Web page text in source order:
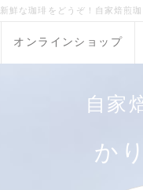
鮮な珈琲をどうぞ！自家焙煎珈
オンラインショップ
自家
か